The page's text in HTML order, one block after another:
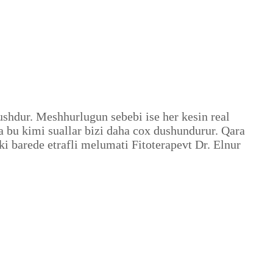
Meshhurlugun sebebi ise her kesin real
kimi suallar bizi daha cox dushundurur. Qara
barede etrafli melumati Fitoterapevt Dr. Elnur